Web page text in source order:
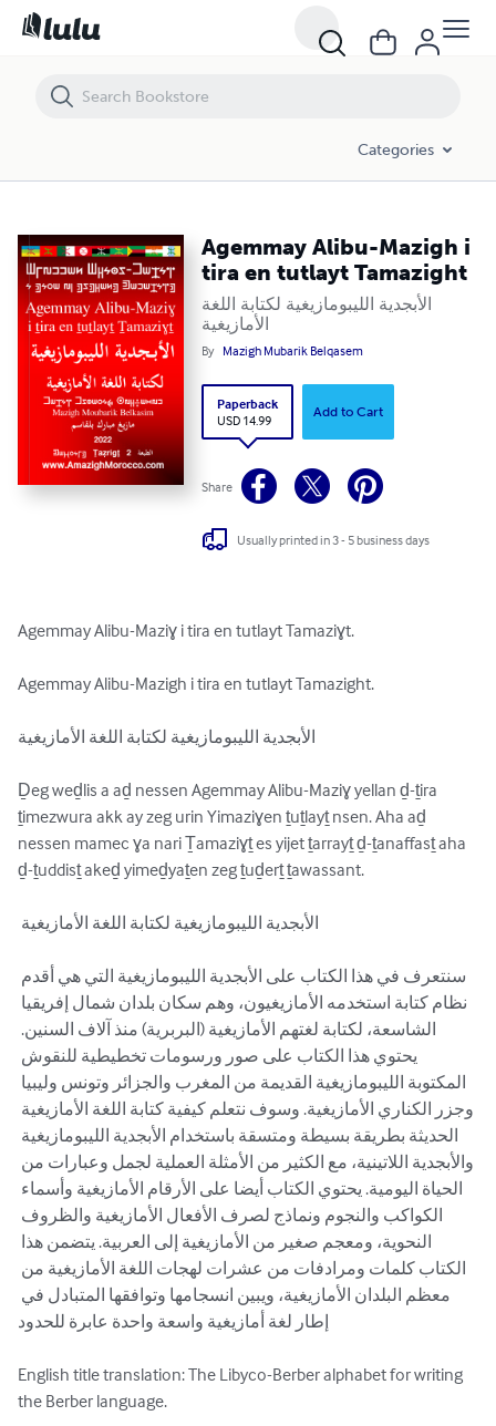
Categories
Agemmay Alibu-Mazigh i
tira en tutlayt Tamazight
الأبجدية الليبومازيغية لكتابة اللغة
الأمازيغية
By Mazigh Mubarik Belqasem
Paperback
USD 14.99
Add to Cart
Share
Usually printed in 3 - 5 business days
Agemmay Alibu-Maziɣ i tira en tutlayt Tamaziɣt.
Agemmay Alibu-Mazigh i tira en tutlayt Tamazight.
الأبجدية الليبومازيغية لكتابة اللغة الأمازيغية
Ḏeg weḏlis a aḏ nessen Agemmay Alibu-Maziɣ yellan ḏ-ṯira
ṯimezwura akk ay zeg urin Yimaziɣen ṯuṯlayṯ nsen. Aha aḏ
nessen mamec ɣa nari Ṯamaziɣṯ es yijet ṯarrayṯ ḏ-ṯanaffasṯ aha
ḏ-ṯuddisṯ akeḏ yimeḏyaṯen zeg ṯuḏerṯ ṯawassant.
سنتعرف في هذا الكتاب على الأبجدية الليبومازيغية التي هي أقدم
نظام كتابة استخدمه الأمازيغيون، وهم سكان بلدان شمال إفريقيا
الشاسعة، لكتابة لغتهم الأمازيغية (البربرية) منذ آلاف السنين.
يحتوي هذا الكتاب على صور ورسومات تخطيطية للنقوش
المكتوبة الليبومازيغية القديمة من المغرب والجزائر وتونس وليبيا
وجزر الكناري الأمازيغية. وسوف نتعلم كيفية كتابة اللغة الأمازيغية
الحديثة بطريقة بسيطة ومتسقة باستخدام الأبجدية الليبومازيغية
والأبجدية اللاتينية، مع الكثير من الأمثلة العملية لجمل وعبارات من
الحياة اليومية. يحتوي الكتاب أيضا على الأرقام الأمازيغية وأسماء
الكواكب والنجوم ونماذج لصرف الأفعال الأمازيغية والظروف
النحوية، ومعجم صغير من الأمازيغية إلى العربية. يتضمن هذا
الكتاب كلمات ومرادفات من عشرات لهجات اللغة الأمازيغية من
معظم البلدان الأمازيغية، ويبين انسجامها وتوافقها المتبادل في
إطار لغة أمازيغية واسعة واحدة عابرة للحدود
English title translation: The Libyco-Berber alphabet for writing
the Berber language.
Agemmay Alibu-Mazigh i tira en tutlayt Tamazight